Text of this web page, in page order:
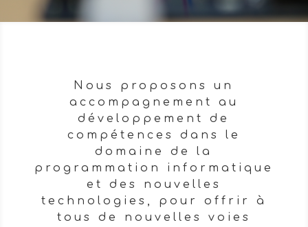
Nous proposons un
accompagnement au
développement de
compétences dans le
domaine de la
programmation informatique
et des nouvelles
technologies, pour offrir à
tous de nouvelles voies